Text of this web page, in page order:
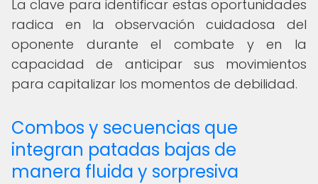
La clave para identificar estas oportunidades
radica en la observación cuidadosa del
oponente durante el combate y en la
capacidad de anticipar sus movimientos
para capitalizar los momentos de debilidad.
Combos y secuencias que
integran patadas bajas de
manera fluida y sorpresiva